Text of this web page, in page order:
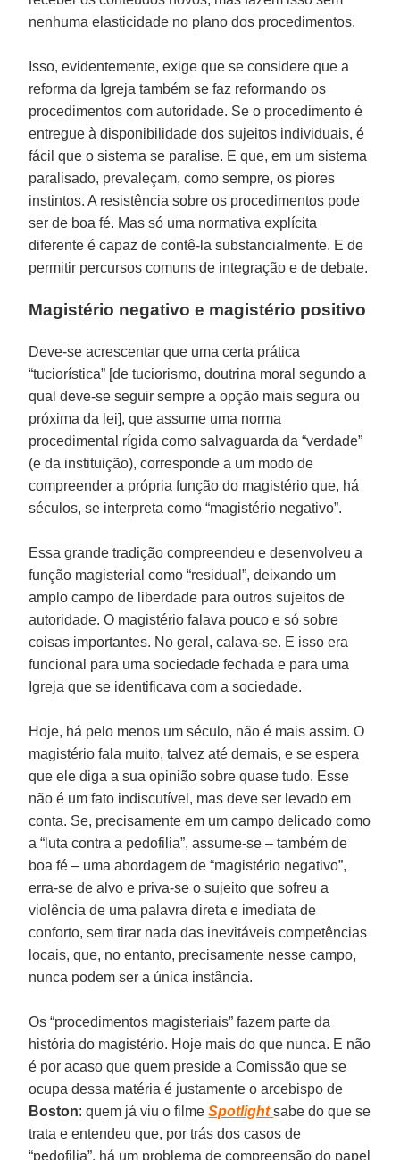
nenhuma elasticidade no plano dos procedimentos.
Isso, evidentemente, exige que se considere que a
reforma da Igreja também se faz reformando os
procedimentos com autoridade. Se o procedimento é
entregue à disponibilidade dos sujeitos individuais, é
fácil que o sistema se paralise. E que, em um sistema
paralisado, prevaleçam, como sempre, os piores
instintos. A resistência sobre os procedimentos pode
ser de boa fé. Mas só uma normativa explícita
diferente é capaz de contê-la substancialmente. E de
permitir percursos comuns de integração e de debate.
Magistério negativo e magistério positivo
Deve-se acrescentar que uma certa prática
“tuciorística” [de tuciorismo, doutrina moral segundo a
qual deve-se seguir sempre a opção mais segura ou
próxima da lei], que assume uma norma
procedimental rígida como salvaguarda da “verdade”
(e da instituição), corresponde a um modo de
compreender a própria função do magistério que, há
séculos, se interpreta como “magistério negativo”.
Essa grande tradição compreendeu e desenvolveu a
função magisterial como “residual”, deixando um
amplo campo de liberdade para outros sujeitos de
autoridade. O magistério falava pouco e só sobre
coisas importantes. No geral, calava-se. E isso era
funcional para uma sociedade fechada e para uma
Igreja que se identificava com a sociedade.
Hoje, há pelo menos um século, não é mais assim. O
magistério fala muito, talvez até demais, e se espera
que ele diga a sua opinião sobre quase tudo. Esse
não é um fato indiscutível, mas deve ser levado em
conta. Se, precisamente em um campo delicado como
a “luta contra a pedofilia”, assume-se – também de
boa fé – uma abordagem de “magistério negativo”,
erra-se de alvo e priva-se o sujeito que sofreu a
violência de uma palavra direta e imediata de
conforto, sem tirar nada das inevitáveis competências
locais, que, no entanto, precisamente nesse campo,
nunca podem ser a única instância.
Os “procedimentos magisteriais” fazem parte da
história do magistério. Hoje mais do que nunca. E não
é por acaso que quem preside a Comissão que se
ocupa dessa matéria é justamente o arcebispo de
Boston: quem já viu o filmeSpotlight sabe do que se
trata e entendeu que, por trás dos casos de
“pedofilia”, há um problema de compreensão do papel